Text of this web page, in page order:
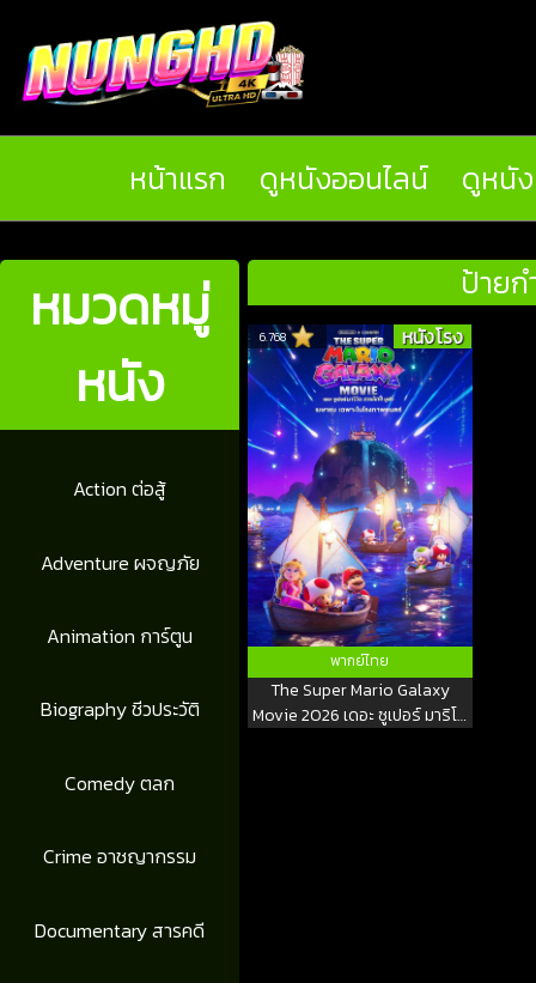
หน้าแรก ดูหนังออนไลน์ ดูหนั
หมวดหมู่
หนัง
Action ต่อสู้
Adventure ผจญภัย
Animation การ์ตูน
Biography ชีวประวัติ
Comedy ตลก
Crime อาชญากรรม
Documentary สารคดี
ป้ายก
6.768 หนังโรง
พากย์ไทย
The Super Mario Galaxy
Movie 2026 เดอะ ซูเปอร์ มาริโอ